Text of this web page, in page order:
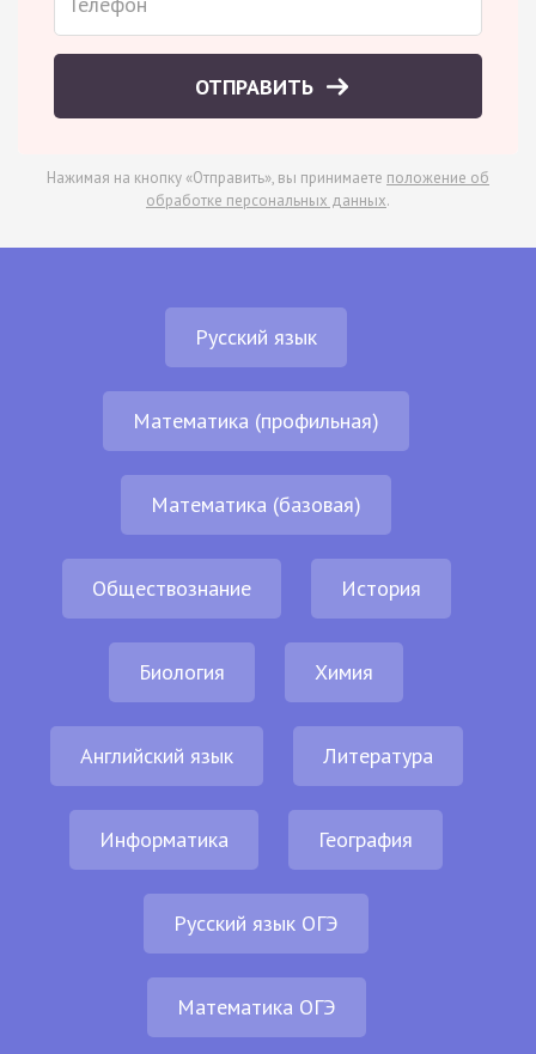
ОТПРАВИТЬ
Нажимая на кнопку «Отправить», вы принимаете положение об
обработке персональных данных.
Русский язык
Математика (профильная)
Математика (базовая)
Обществознание История
Биология Химия
Английский язык Литература
Информатика География
Русский язык ОГЭ
Математика ОГЭ